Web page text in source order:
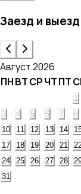
Заезд и выезд
Август 2026
ПНВТСРЧТПТ
1
3
4 5 6 7 8
10
11 12 13 14
17
18 19 20 21
24
25 26 27 28
31